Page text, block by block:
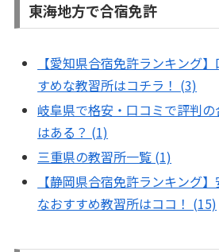
東海地方で合宿免許
【愛知県合宿免許ランキング
すめな教習所はコチラ！ (3)
岐阜県で格安・口コミで評判
はある？ (1)
三重県の教習所一覧 (1)
【静岡県合宿免許ランキング
なおすすめ教習所はココ！ (15)